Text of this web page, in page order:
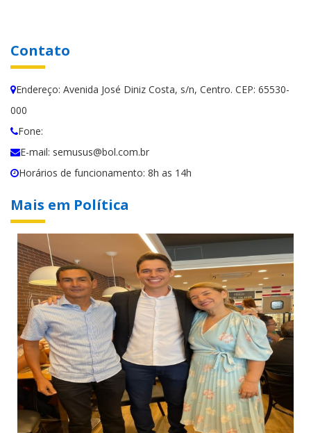
Contato
Endereço: Avenida José Diniz Costa, s/n, Centro. CEP: 65530-
000
Fone:
E-mail: semusus@bol.com.br
Horários de funcionamento: 8h as 14h
Mais em Política